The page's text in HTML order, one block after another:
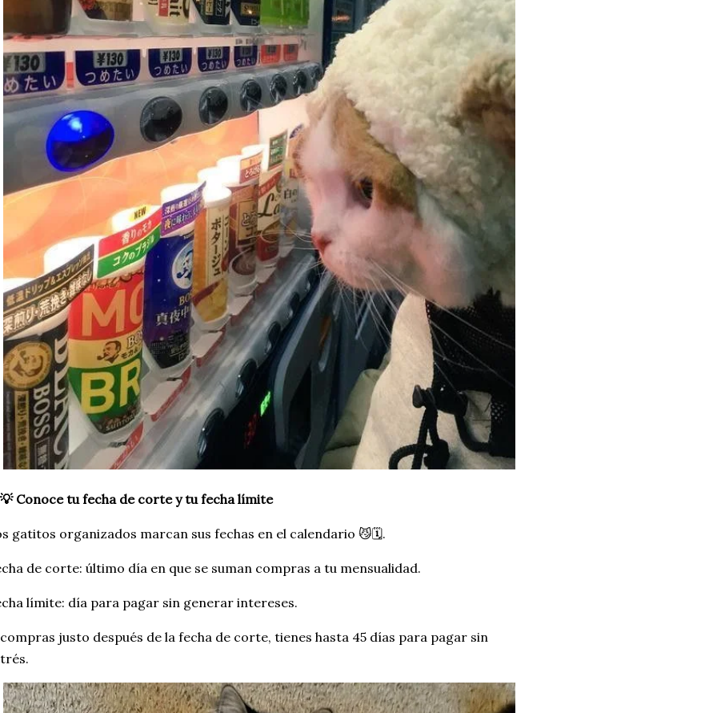
Conoce tu fecha de corte y tu fecha límite
gatitos organizados marcan sus fechas en el calendario 😼🗓️.
de corte: último día en que se suman compras a tu mensualidad.
límite: día para pagar sin generar intereses.
justo después de la fecha de corte, tienes hasta 45 días para pagar sin